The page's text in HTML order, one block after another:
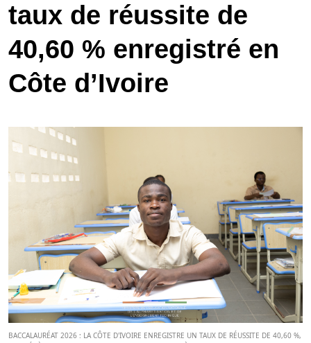
taux de réussite de
40,60 % enregistré en
Côte d’Ivoire
BACCALAURÉAT 2026 : LA CÔTE D'IVOIRE ENREGISTRE UN TAUX DE RÉUSSITE DE 40,60 %,